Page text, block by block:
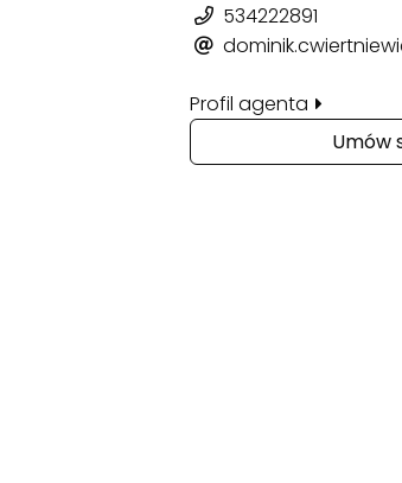
534222891
Profil agenta
Umów